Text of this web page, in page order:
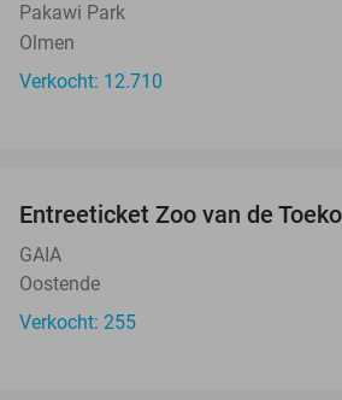
Pakawi Park
Olmen
Verkocht: 12.710
Entreeticket Zoo van de
GAIA
Oostende
Verkocht: 255